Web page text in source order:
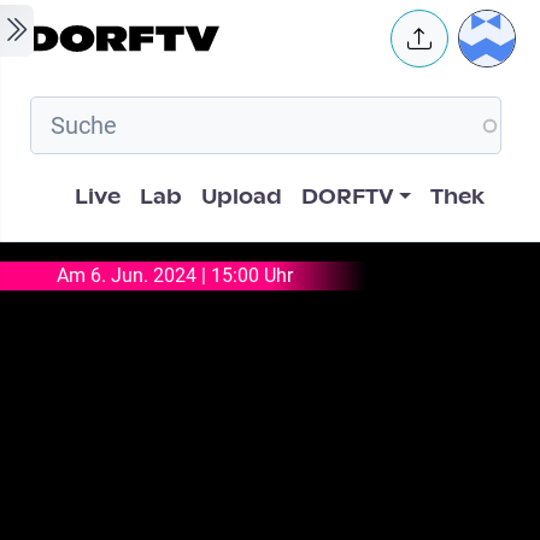
Skip to main content User
Hauptnavigation
Live Lab Upload DORFTV Thek
Am 6. Jun. 2024 | 15:00 Uhr